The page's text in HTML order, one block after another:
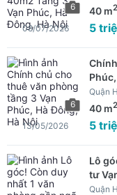
6 40 m2
5
08/07/2026
6
Quận
40 m2
5
13/05/2026
Lô
tư
Quận